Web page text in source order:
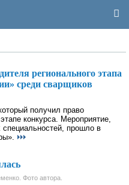
регионального этапа
среди сварщиков
получил право
конкурса. Мероприятие,
прошло в
Фото автора.